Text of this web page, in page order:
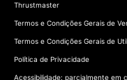
Thrustmaster
Termos e Condições Gerais de
Termos e Condições Gerais de
Política de Privacidade
Acessibilidade: parcialmente em